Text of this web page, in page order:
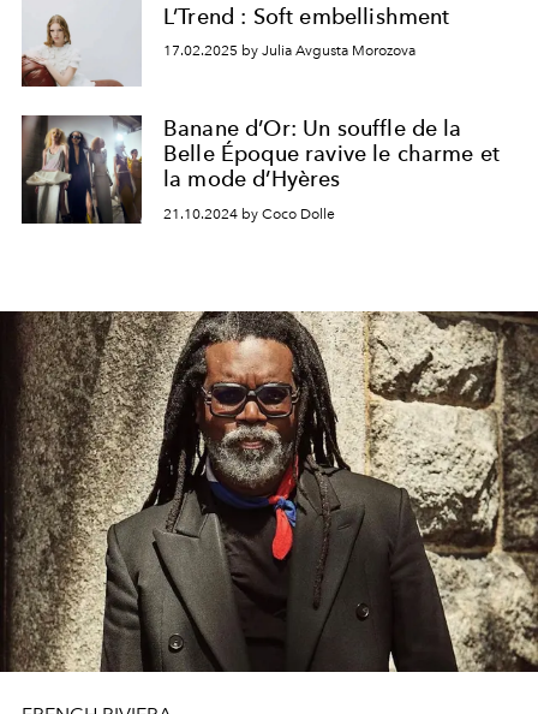
L’Trend : Soft embellishment
17.02.2025 by Julia Avgusta Morozova
Banane d’Or: Un souffle de la
Belle Époque ravive le charme et
la mode d’Hyères
21.10.2024 by Coco Dolle